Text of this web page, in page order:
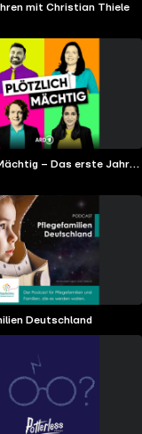
mit Christian Thiele
– Das erste Jahr
Deutschland